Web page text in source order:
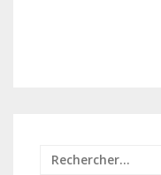
Rechercher :